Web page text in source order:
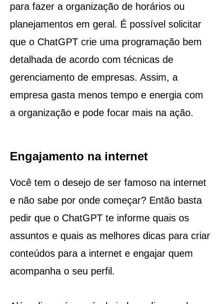
para fazer a organização de horários ou
planejamentos em geral. É possível solicitar
que o ChatGPT crie uma programação bem
detalhada de acordo com técnicas de
gerenciamento de empresas. Assim, a
empresa gasta menos tempo e energia com
a organização e pode focar mais na ação.
Engajamento na internet
Você tem o desejo de ser famoso na internet
e não sabe por onde começar? Então basta
pedir que o ChatGPT te informe quais os
assuntos e quais as melhores dicas para criar
conteúdos para a internet e engajar quem
acompanha o seu perfil.